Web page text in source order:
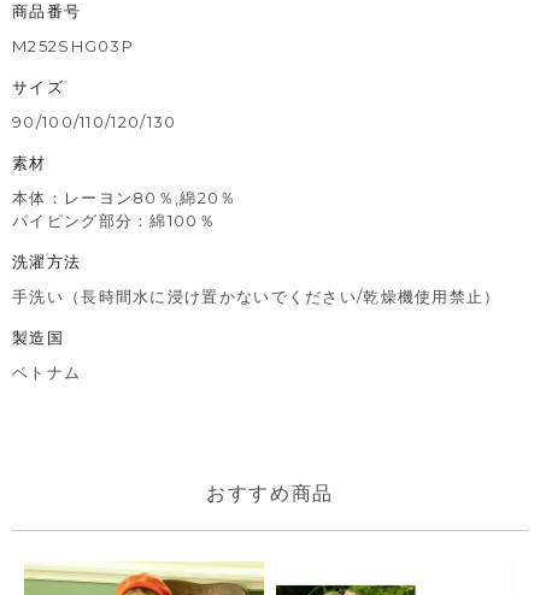
商品番号
M252SHG03P
サイズ
90/100/110/120/130
素材
本体：レーヨン80％,綿20％
パイピング部分：綿100％
洗濯方法
手洗い（長時間水に浸け置かないでください/乾燥機使用禁止）
製造国
ベトナム
おすすめ商品